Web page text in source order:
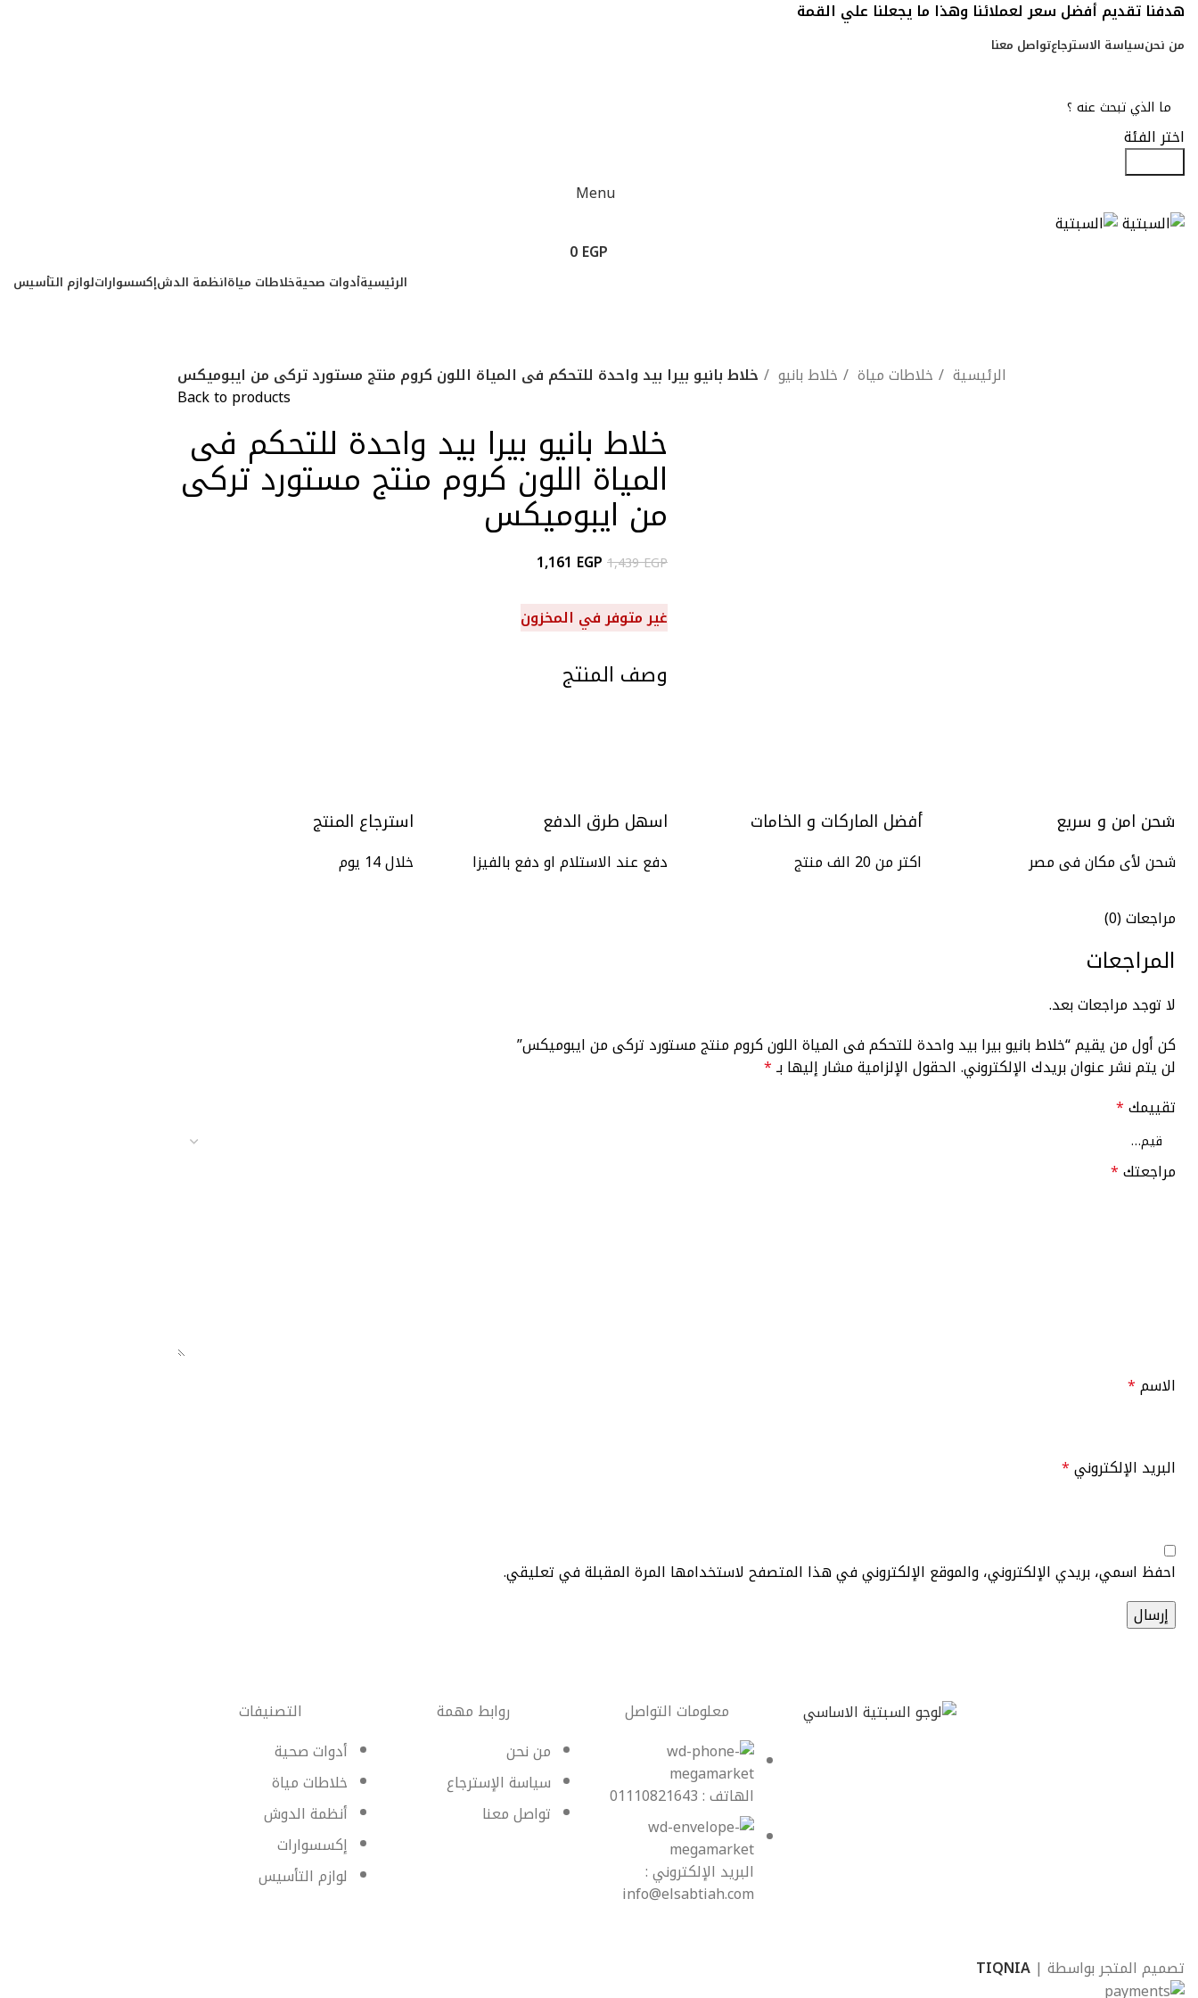
هدفنا تقديم أفضل سعر لعملائنا وهذا ما يجعلنا علي القمة
من نحنسياسة الاسترجاعتواصل معنا
اختر الفئة
Menu
0EGP
الرئيسيةأدوات صحيةخلاطات مياةانظمة الدشإكسسواراتلوازم التأسيس
الرئيسية
خلاطات مياة خلاط بانيو
خلاط بانيو بيرا بيد واحدة للتحكم فى المياة اللون كروم منتج مستورد تركى من ايبوميكس
Back to products
خلاط بانيو بيرا بيد واحدة للتحكم فى
المياة اللون كروم منتج مستورد تركى
من ايبوميكس
1,439EGP
1,161 EGP
غير متوفر في المخزون
وصف المنتج
شحن امن و سريع
شحن لأى مكان فى مصر
أفضل الماركات و الخامات
اكتر من 20 الف منتج
اسهل طرق الدفع
دفع عند الاستلام او دفع بالفيزا
استرجاع المنتج
خلال 14 يوم
مراجعات (0)
المراجعات
لا توجد مراجعات بعد.
كن أول من يقيم “خلاط بانيو بيرا بيد واحدة للتحكم فى المياة اللون كروم منتج مستورد تركى من ايبوميكس”
لن يتم نشر عنوان بريدك الإلكتروني.الحقول الإلزامية مشار إليها بـ*
تقييمك*
مراجعتك*
الاسم*
البريد الإلكتروني*
احفظ اسمي، بريدي الإلكتروني، والموقع الإلكتروني في هذا المتصفح لاستخدامها المرة المقبلة في تعليقي.
معلومات التواصل
الهاتف : 01110821643
البريد الإلكتروني :
info@elsabtiah.com
روابط مهمة
من نحن
سياسة الإسترجاع
تواصل معنا
التصنيفات
أدوات صحية
خلاطات مياة
أنظمة الدوش
إكسسوارات
لوازم التأسيس
تصميم المتجر بواسطة | TIQNIA